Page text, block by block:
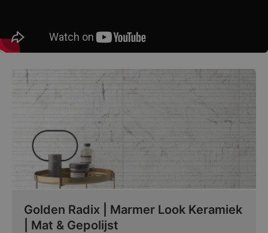
Golden Radix | Marmer Look Keramiek
| Mat & Gepolijst